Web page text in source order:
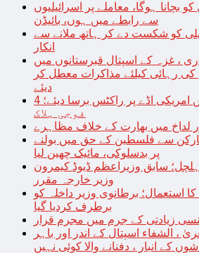
بچانا ہوگا، معاملے پر اسرائیلیوں
سے رابطے میں ہوں، بائیڈن
کو شکست دے کر ہاتھ ملانے سے
انکار
، غزہ کے اسپتال قبرستانوں میں
کی رہائی کیلئے مذاکرات معطل کر
دیئے
حزب اللہ نے شام میں امریکی اڈے پر راکٹس برسا دیئے؛ 4
فوجی ہلاک
لداخ میں بھارت کے خلاف مظاہرے
سے فلسطین کے حق میں بولنے
پر بدسلوکی، مائیک چھین لیا
سابق وزیراعظم ڈیوڈ کیمرون
وزیر خارجہ مقرر
استعمال؛ برطانوی وزیر داخلہ کو
برطرف کردیا گیا
زیادتی کے جرم میں مجرم قرار
الشفاء اسپتال کے اندر اور باہر
کے انبار ، دفنانے والا کوئی نہیں